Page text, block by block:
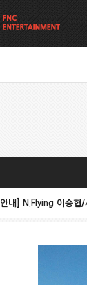
[안내] N.Flying 이승